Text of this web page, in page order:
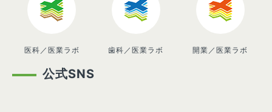
医科／医業ラボ 歯科／医業ラボ 開業／医業ラボ
公式SNS